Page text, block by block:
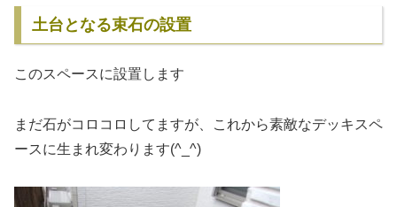
土台となる束石の設置
このスペースに設置します
まだ石がコロコロしてますが、これから素敵なデッキスペ
ースに生まれ変わります(^_^)